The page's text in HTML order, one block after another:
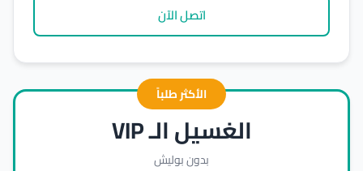
اتصل الآن
الأكثر طلباً
الغسيل الـ VIP
بدون بوليش